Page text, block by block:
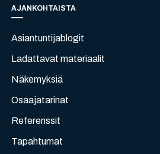
AJANKOHTAISTA
Asiantuntijablogit
Ladattavat materiaalit
Näkemyksiä
Osaajatarinat
Referenssit
Tapahtumat